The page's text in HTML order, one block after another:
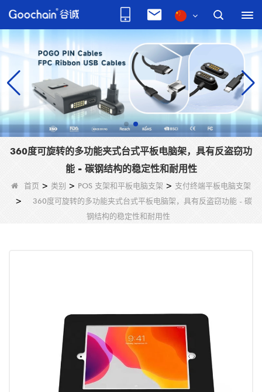
360度可旋转的多功能夹式台式平板电脑架，具有反盗窃功
能 - 碳钢结构的稳定性和耐用性
首页 > 类别 > POS 支架和平板电脑支架 > 支付终端平板电脑支架
>
360度可旋转的多功能夹式台式平板电脑架，具有反盗窃功能 - 碳
钢结构的稳定性和耐用性